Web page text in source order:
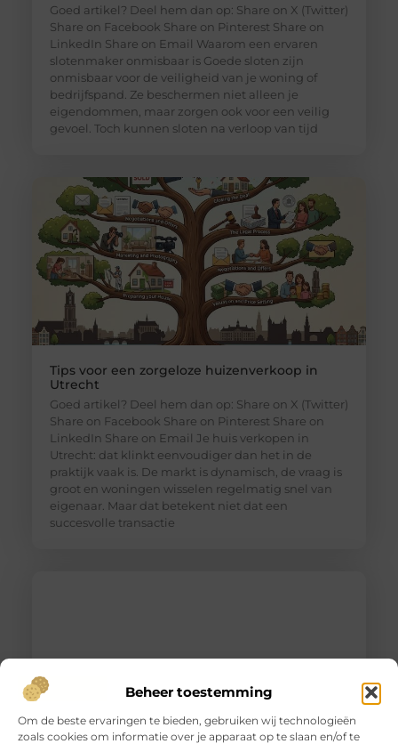
Beheer toestemming
Om de beste ervaringen te bieden, gebruiken wij technologieën
zoals cookies om informatie over je apparaat op te slaan en/of te
Goed artikel? Deel hem dan op: Share on X (Twitter)
Share on Facebook Share on Pinterest Share on
LinkedIn Share on Email Waarom een ervaren
slotenmaker onmisbaar is Goede sloten zijn
onmisbaar voor de veiligheid van je woning of
bedrijfspand. Ze beschermen niet alleen je
eigendommen, maar zorgen ook voor een veilig
gevoel. Toch kunnen sloten na verloop van tijd
Tips voor een zorgeloze huizenverkoop in
Utrecht
Goed artikel? Deel hem dan op: Share on X (Twitter)
Share on Facebook Share on Pinterest Share on
LinkedIn Share on Email Je huis verkopen in
Utrecht: dat klinkt eenvoudiger dan het in de
praktijk vaak is. De markt is dynamisch, de vraag is
groot en woningen wisselen regelmatig snel van
eigenaar. Maar dat betekent niet dat een
succesvolle transactie